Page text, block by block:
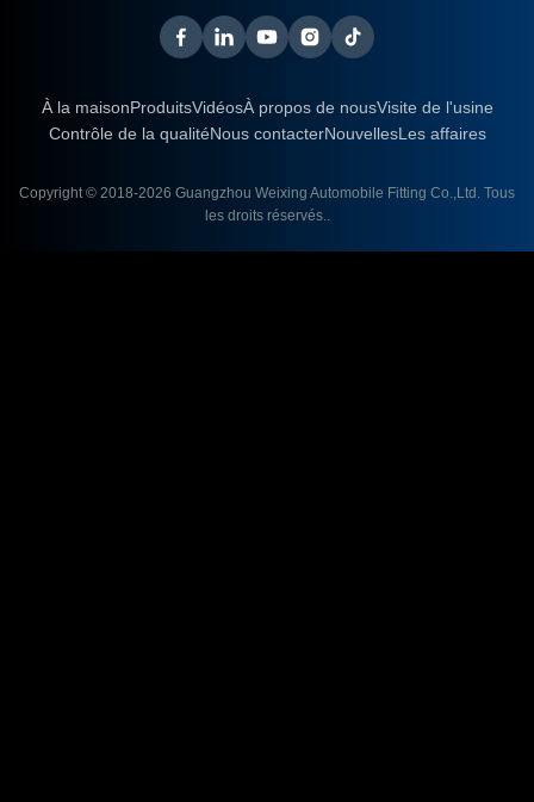
À la maisonProduitsVidéosÀ propos de nousVisite de l'usine
Contrôle de la qualitéNous contacterNouvellesLes affaires
Copyright © 2018-2026 Guangzhou Weixing Automobile Fitting Co.,Ltd. Tous
les droits réservés..